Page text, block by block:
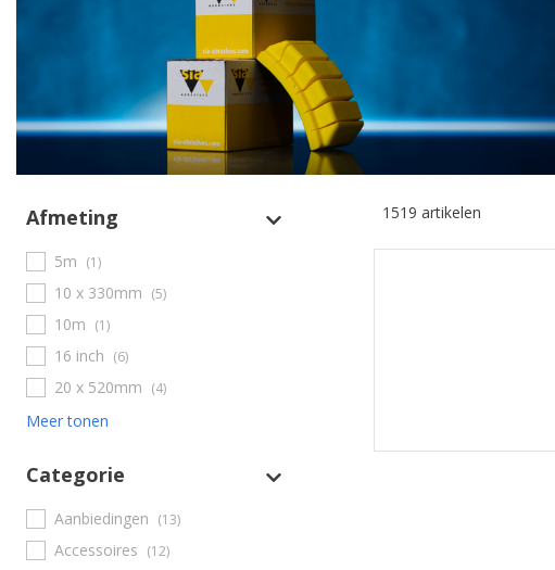
Afmeting
5m (1)
10 x 330mm (5)
10m (1)
16 inch (6)
20 x 520mm (4)
Meer tonen
Categorie
Aanbiedingen (13)
Accessoires (12)
1519 artikelen